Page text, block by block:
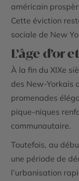
américain
Cette éviction
sociale de New
L’âge d’or
À la fin du XIXe
des New-Yorkais
promenades
pique-niques
communautaire.
Toutefois, au
une période de
l’urbanisation